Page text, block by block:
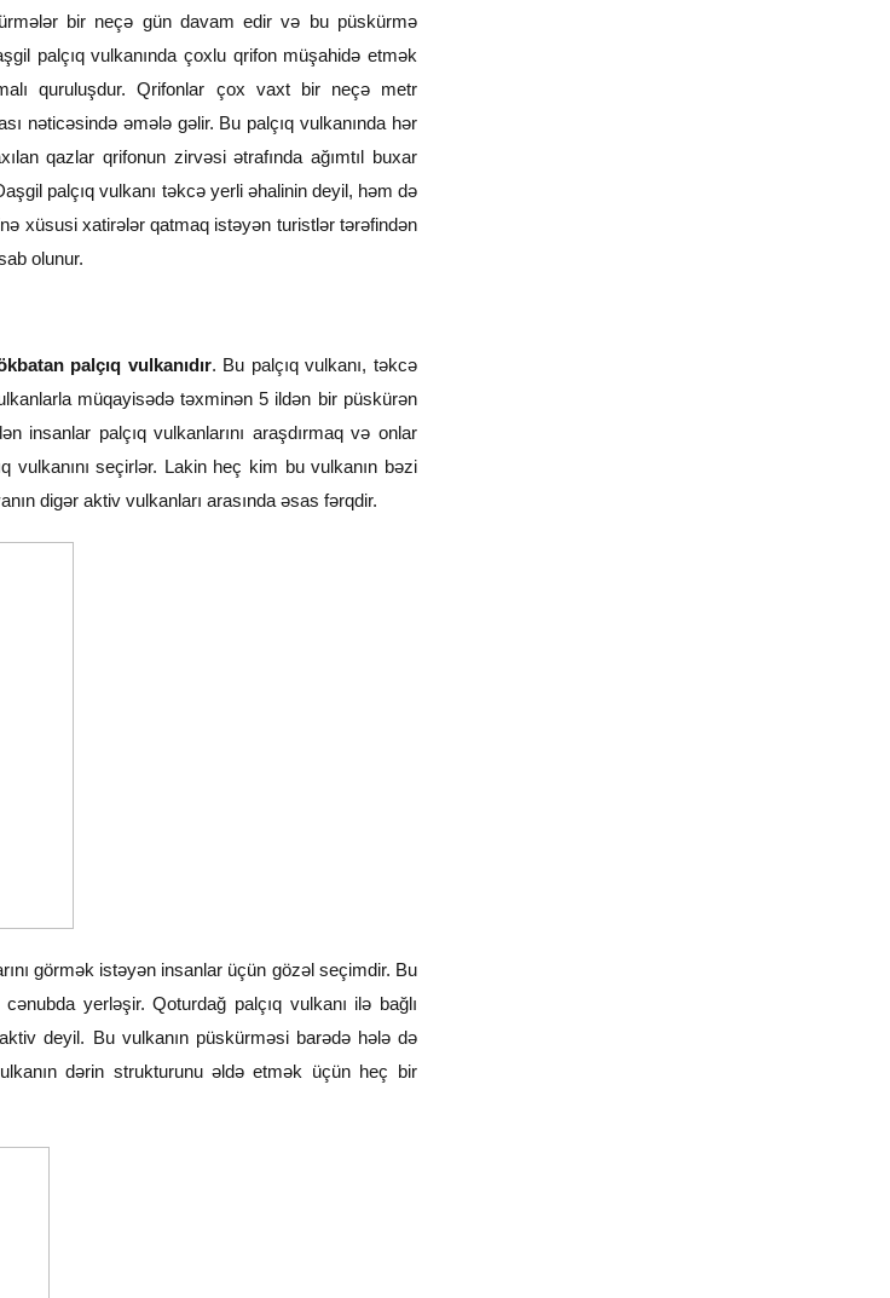
bir neçə gün davam edir və bu püskürmə
palçıq vulkanında çoxlu qrifon müşahidə etmək
quruluşdur. Qrifonlar çox vaxt bir neçə metr
nəticəsində əmələ gəlir. Bu palçıq vulkanında hər
qazlar qrifonun zirvəsi ətrafında ağımtıl buxar
palçıq vulkanı təkcə yerli əhalinin deyil, həm də
xüsusi xatirələr qatmaq istəyən turistlər tərəfindən
olunur.
palçıq vulkanıdır. Bu palçıq vulkanı, təkcə
müqayisədə təxminən 5 ildən bir püskürən
insanlar palçıq vulkanlarını araşdırmaq və onlar
vulkanını seçirlər. Lakin heç kim bu vulkanın bəzi
digər aktiv vulkanları arasında əsas fərqdir.
görmək istəyən insanlar üçün gözəl seçimdir. Bu
yerləşir. Qoturdağ palçıq vulkanı ilə bağlı
deyil. Bu vulkanın püskürməsi barədə hələ də
dərin strukturunu əldə etmək üçün heç bir